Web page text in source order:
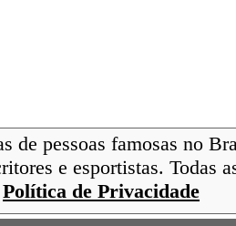
de pessoas famosas no
e esportistas. Todas
Política de Privacidade